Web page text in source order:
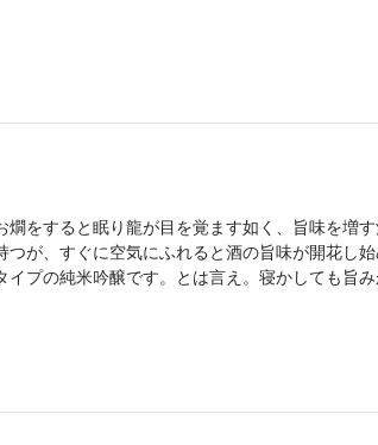
燗をすると眠り龍が目を覚ます如く、旨味を増
つが、すぐに空気にふれると酒の旨味が開花し
イプの純米吟醸です。とは言え。寝かしても旨